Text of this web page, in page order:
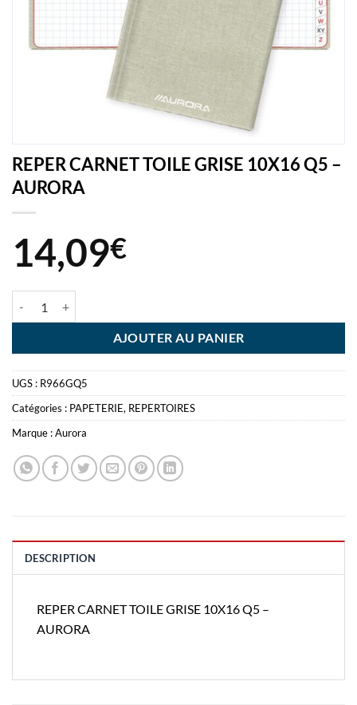
REPER CARNET TOILE GRISE 10X16 Q5 –
AURORA
14,09€
AJOUTER AU PANIER
UGS : R966GQ5
Catégories : PAPETERIE, REPERTOIRES
Marque :Aurora
DESCRIPTION
REPER CARNET TOILE GRISE 10X16 Q5 –
AURORA